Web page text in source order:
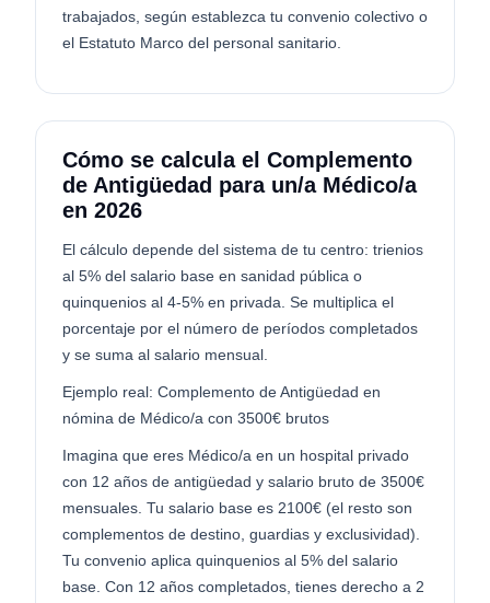
trabajados, según establezca tu convenio colectivo o
el Estatuto Marco del personal sanitario.
Cómo se calcula el Complemento
de Antigüedad para un/a Médico/a
en 2026
El cálculo depende del sistema de tu centro: trienios
al 5% del salario base en sanidad pública o
quinquenios al 4-5% en privada. Se multiplica el
porcentaje por el número de períodos completados
y se suma al salario mensual.
Ejemplo real: Complemento de Antigüedad en
nómina de Médico/a con 3500€ brutos
Imagina que eres Médico/a en un hospital privado
con 12 años de antigüedad y salario bruto de 3500€
mensuales. Tu salario base es 2100€ (el resto son
complementos de destino, guardias y exclusividad).
Tu convenio aplica quinquenios al 5% del salario
base. Con 12 años completados, tienes derecho a 2